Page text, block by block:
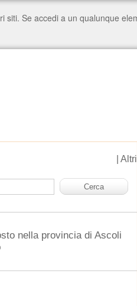
Altri
nella provincia di Ascoli